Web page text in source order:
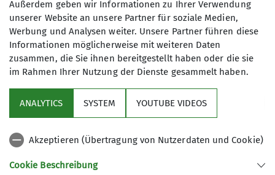
Sektion
DAV
Außerdem geben wir Informationen zu Ihrer Verwendung
unserer Website an unsere Partner für soziale Medien,
Werbung und Analysen weiter. Unsere Partner führen diese
Informationen möglicherweise mit weiteren Daten
zusammen, die Sie ihnen bereitgestellt haben oder die sie
im Rahmen Ihrer Nutzung der Dienste gesammelt haben.
ANALYTICS SYSTEM YOUTUBE VIDEOS
Akzeptieren (Übertragung von Nutzerdaten und Cookie)
Cookie Beschreibung